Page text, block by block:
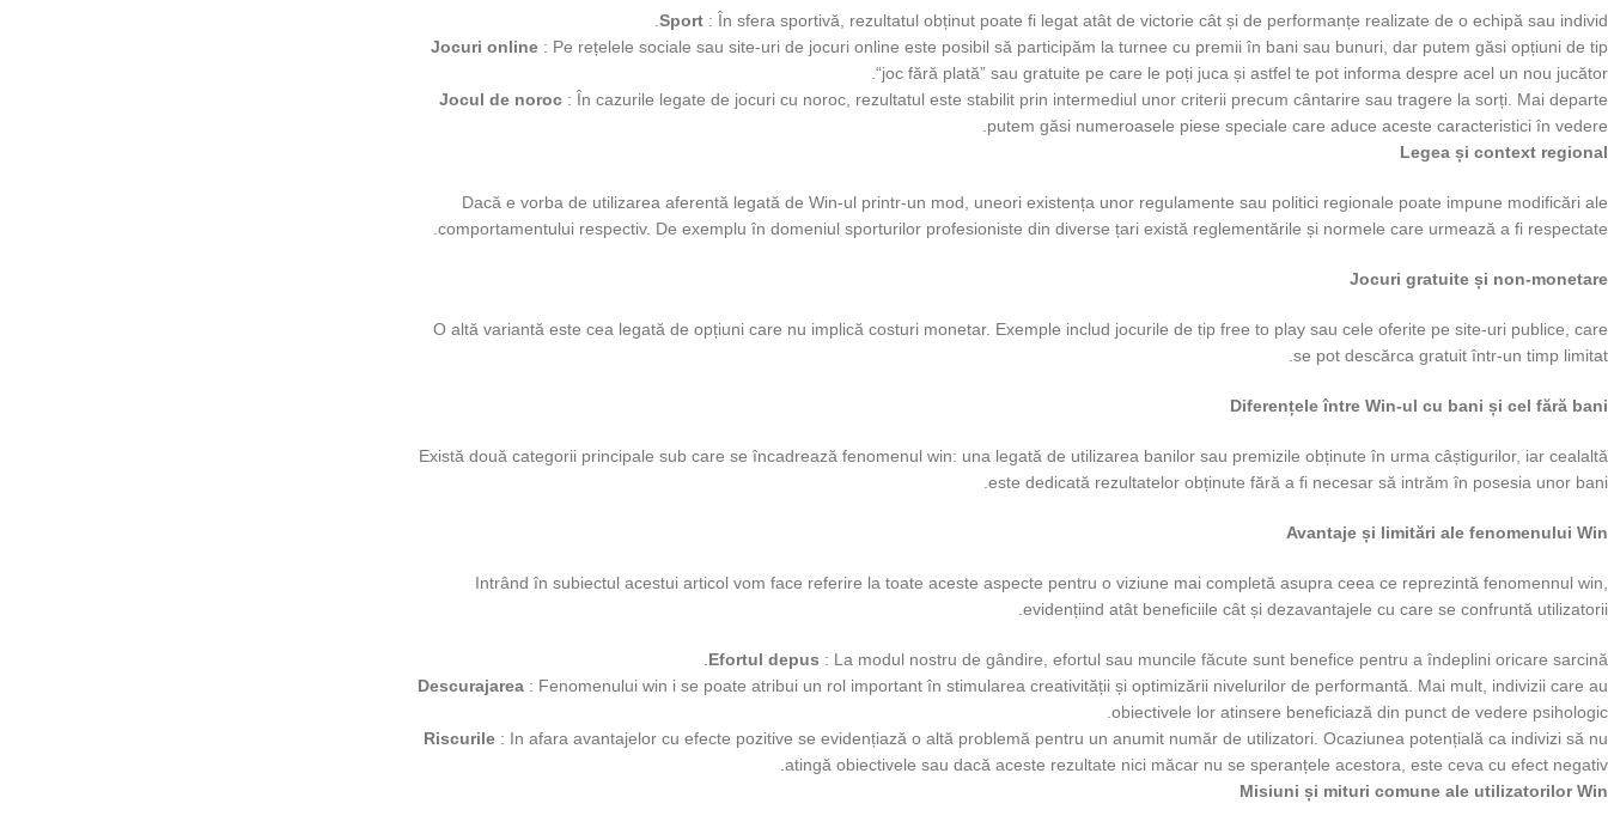
Sport : În sfera sportivă, rezultatul obținut poate fi legat atât de victorie cât și de performanțe realizate de o echipă sau individ.
Jocuri online : Pe rețelele sociale sau site-uri de jocuri online este posibil să participăm la turnee cu premii în bani sau bunuri, dar putem găsi opțiuni de tip
“joc fără plată” sau gratuite pe care le poți juca și astfel te pot informa despre acel un nou jucător.
Jocul de noroc : În cazurile legate de jocuri cu noroc, rezultatul este stabilit prin intermediul unor criterii precum cântarire sau tragere la sorți. Mai departe
putem găsi numeroasele piese speciale care aduce aceste caracteristici în vedere.
Legea și context regional
Dacă e vorba de utilizarea aferentă legată de Win-ul printr-un mod, uneori existența unor regulamente sau politici regionale poate impune modificări ale
comportamentului respectiv. De exemplu în domeniul sporturilor profesioniste din diverse țari există reglementările și normele care urmează a fi respectate.
Jocuri gratuite și non-monetare
O altă variantă este cea legată de opțiuni care nu implică costuri monetar. Exemple includ jocurile de tip free to play sau cele oferite pe site-uri publice, care
se pot descărca gratuit într-un timp limitat.
Diferențele între Win-ul cu bani și cel fără bani
Există două categorii principale sub care se încadrează fenomenul win: una legată de utilizarea banilor sau premizile obținute în urma câștigurilor, iar cealaltă
este dedicată rezultatelor obținute fără a fi necesar să intrăm în posesia unor bani.
Avantaje și limitări ale fenomenului Win
Intrând în subiectul acestui articol vom face referire la toate aceste aspecte pentru o viziune mai completă asupra ceea ce reprezintă fenomennul win,
evidențiind atât beneficiile cât și dezavantajele cu care se confruntă utilizatorii.
Efortul depus : La modul nostru de gândire, efortul sau muncile făcute sunt benefice pentru a îndeplini oricare sarcină.
Descurajarea : Fenomenului win i se poate atribui un rol important în stimularea creativității și optimizării nivelurilor de performantă. Mai mult, indivizii care au
obiectivele lor atinsere beneficiază din punct de vedere psihologic.
Riscurile : In afara avantajelor cu efecte pozitive se evidențiază o altă problemă pentru un anumit număr de utilizatori. Ocaziunea potențială ca indivizi să nu
atingă obiectivele sau dacă aceste rezultate nici măcar nu se speranțele acestora, este ceva cu efect negativ.
Misiuni și mituri comune ale utilizatorilor Win